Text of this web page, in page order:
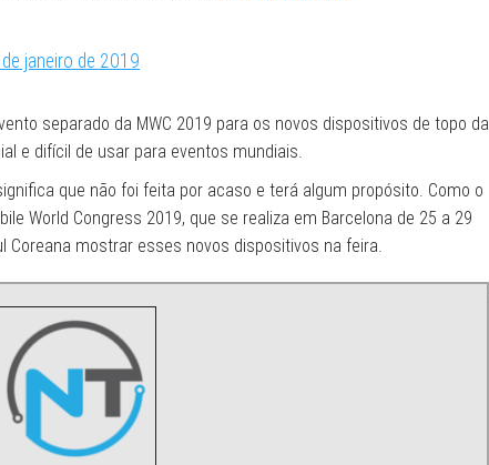
janeiro de 2019
separado da MWC 2019 para os novos dispositivos de topo da
e difícil de usar para eventos mundiais.
que não foi feita por acaso e terá algum propósito. Como o
World Congress 2019, que se realiza em Barcelona de 25 a 29
Coreana mostrar esses novos dispositivos na feira.